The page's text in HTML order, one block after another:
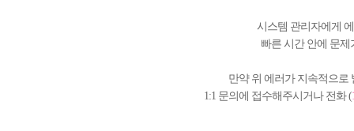
시스템 관리자에게
빠른 시간 안에 문
만약 위 에러가 지속적으로
1:1 문의에 접수해주시거나 전화 (